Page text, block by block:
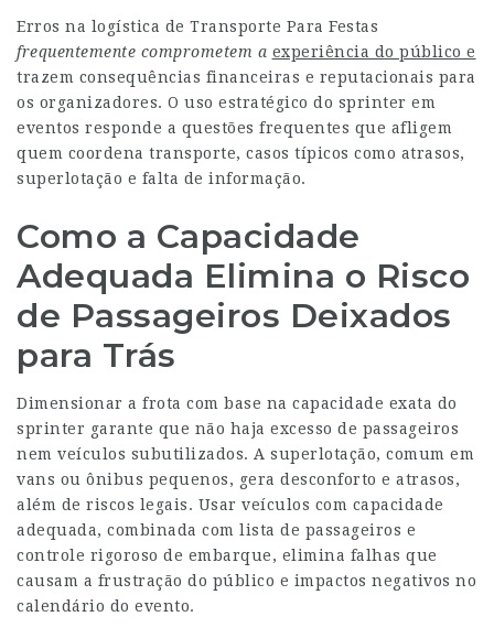
Erros na logística de Transporte Para Festas
frequentemente comprometem a experiência do público e
trazem consequências financeiras e reputacionais para
os organizadores. O uso estratégico do sprinter em
eventos responde a questões frequentes que afligem
quem coordena transporte, casos típicos como atrasos,
superlotação e falta de informação.
Como a Capacidade
Adequada Elimina o Risco
de Passageiros Deixados
para Trás
Dimensionar a frota com base na capacidade exata do
sprinter garante que não haja excesso de passageiros
nem veículos subutilizados. A superlotação, comum em
vans ou ônibus pequenos, gera desconforto e atrasos,
além de riscos legais. Usar veículos com capacidade
adequada, combinada com lista de passageiros e
controle rigoroso de embarque, elimina falhas que
causam a frustração do público e impactos negativos no
calendário do evento.